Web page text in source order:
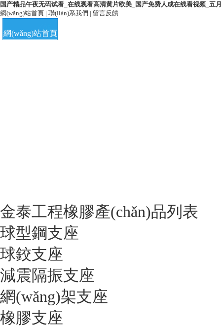
国产精品午夜无码试看_在线观看高清黄片欧美_国产免费人成在线看视频_五
網(wǎng)站首頁 | 聯(lián)系我們 | 留言反饋
網(wǎng)站首頁
金泰工程橡膠產(chǎn)品列表
球型鋼支座
球鉸支座
減震隔振支座
網(wǎng)架支座
橡膠支座